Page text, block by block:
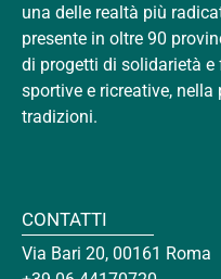
una delle realtà più
presente in oltre 90
di progetti di solidarietà
sportive e ricreative,
tradizioni.
CONTATTI
Via Bari 20, 00161 Roma